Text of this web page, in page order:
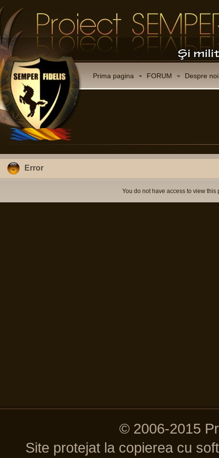
Prima pagina FORUM Despre noi
Error
You do not have access to view this
© 2006-2015
Site protejat la copierea cu